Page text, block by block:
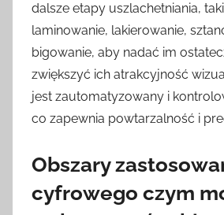
dalsze etapy uszlachetniania,
laminowanie, lakierowanie,
bigowanie, aby nadać im
zwiększyć ich atrakcyjność
jest zautomatyzowany i
co zapewnia powtarzalność i
Obszary
cyfrowego czym